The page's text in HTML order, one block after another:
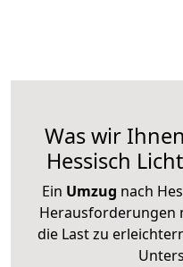
Was wir
Hessisch
Ein Umzug nach
Herausforderungen
die Last zu